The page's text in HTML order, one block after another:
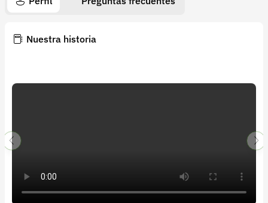
Nuestra historia
+57 323 2931928
© 2026 Croper.com Todos los derechos reservados